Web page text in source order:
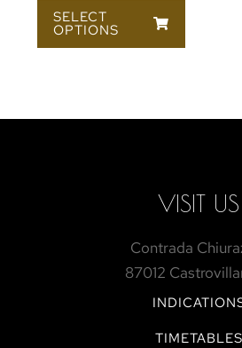
SELECT
OPTIONS
VISIT US
Contrada
87012
TIMETABLES